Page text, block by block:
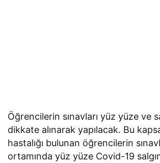
Öğrencilerin sınavları yüz yüze ve
dikkate alınarak yapılacak. Bu
hastalığı bulunan öğrencilerin
ortamında yüz yüze Covid-19